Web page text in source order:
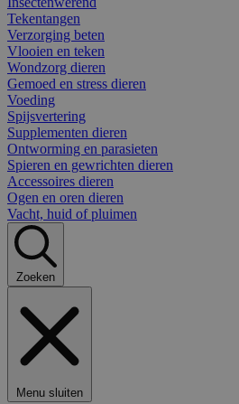
Tekentangen
Verzorging beten
Vlooien en teken
Wondzorg dieren
Gemoed en stress dieren
Voeding
Spijsvertering
Supplementen dieren
Ontworming en parasieten
Spieren en gewrichten dieren
Accessoires dieren
Ogen en oren dieren
Vacht, huid of pluimen
Zoeken
Menu sluiten